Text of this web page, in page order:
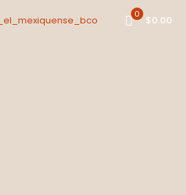
0 $0.00